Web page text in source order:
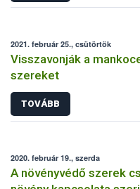
2021. február 25., csütörtök
Visszavonják a
szereket
TOVÁBB
2020. február 19., szerda
A növényvédő szerek